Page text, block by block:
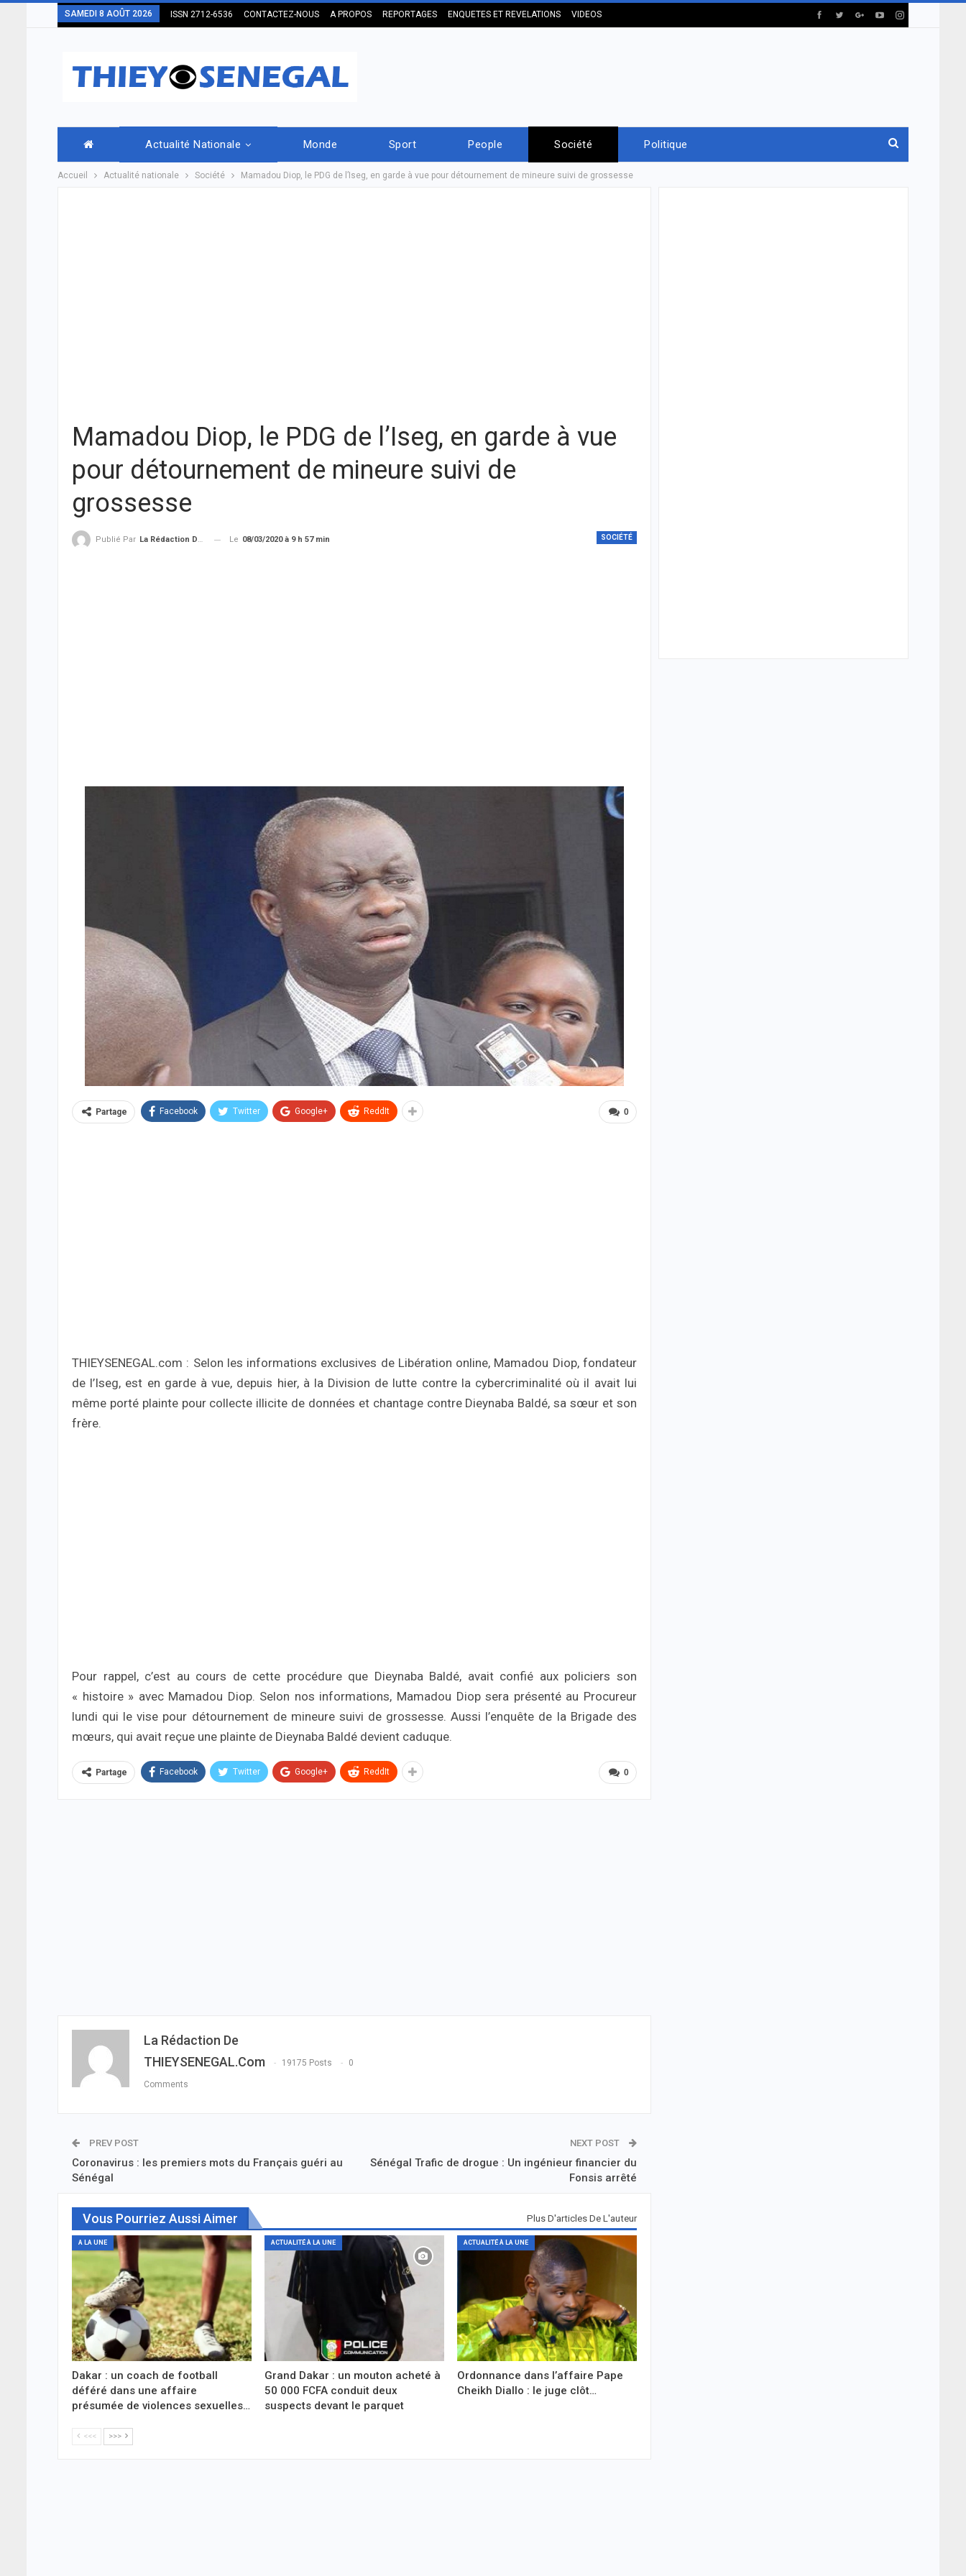
SAMEDI 8 AOÛT 2026 ISSN 2712-6536 CONTACTEZ-NOUS A PROPOS REPORTAGES ENQUETES ET REVELATIONS VIDEOS
Actualité Nationale Monde Sport People Société Politique
Accueil Actualité nationale Société Mamadou Diop, le PDG de l’Iseg, en garde à vue pour détournement de mineure suivi de grossesse
Mamadou Diop, le PDG de l’Iseg, en garde à vue
pour détournement de mineure suivi de
grossesse
SOCIÉTÉ
Publié Par La Rédaction De THIEYSENEGAL.com Le 08/03/2020 à 9 h 57 min
0
Partage Facebook Twitter Google+ ReddIt
THIEYSENEGAL.com : Selon les informations exclusives de Libération online, Mamadou Diop, fondateur
de l’Iseg, est en garde à vue, depuis hier, à la Division de lutte contre la cybercriminalité où il avait lui
même porté plainte pour collecte illicite de données et chantage contre Dieynaba Baldé, sa sœur et son
frère.
Pour rappel, c’est au cours de cette procédure que Dieynaba Baldé, avait confié aux policiers son
« histoire » avec Mamadou Diop. Selon nos informations, Mamadou Diop sera présenté au Procureur
lundi qui le vise pour détournement de mineure suivi de grossesse. Aussi l’enquête de la Brigade des
mœurs, qui avait reçue une plainte de Dieynaba Baldé devient caduque.
0
Partage Facebook Twitter Google+ ReddIt
La Rédaction De
THIEYSENEGAL.com
19175 Posts 0
Comments
PREV POST
Coronavirus : les premiers mots du Français guéri au
Sénégal
NEXT POST
Sénégal Trafic de drogue : Un ingénieur financier du
Fonsis arrêté
Vous Pourriez Aussi Aimer Plus D'articles De L'auteur
A LA UNE
Dakar : un coach de football
déféré dans une affaire
présumée de violences sexuelles…
ACTUALITÉ À LA UNE
Grand Dakar : un mouton acheté à
50 000 FCFA conduit deux
suspects devant le parquet
ACTUALITÉ À LA UNE
Ordonnance dans l’affaire Pape
Cheikh Diallo : le juge clôt…
<<< >>>